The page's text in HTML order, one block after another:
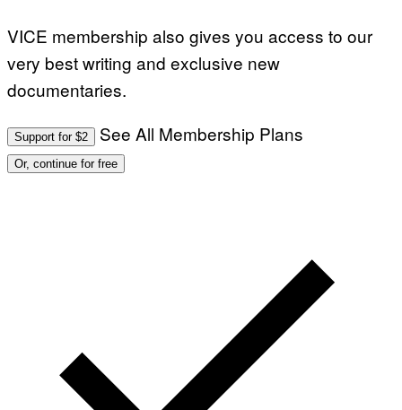
VICE membership also gives you access to our
very best writing and exclusive new
documentaries.
Support for $2 See All Membership Plans
Or, continue for free